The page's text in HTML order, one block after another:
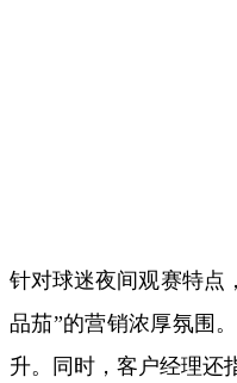
针对球迷夜间观赛特点
品茄”的营销浓厚氛围
升。同时，客户经理还